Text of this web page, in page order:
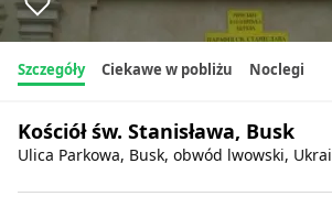
Szczegóły Ciekawe w pobliżu Noclegi
Kościół św. Stanisława, Busk
Ulica Parkowa, Busk, obwód lwowski,